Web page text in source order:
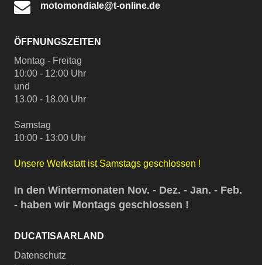
motomondiale@t-online.de
ÖFFNUNGSZEITEN
Montag - Freitag
10:00 - 12:00 Uhr
und
13.00 - 18.00 Uhr
Samstag
10:00 - 13:00 Uhr
Unsere Werkstatt ist Samstags geschlossen !
In den Wintermonaten Nov. - Dez. - Jan. - Feb.
- haben wir Montags geschlossen !
DUCATISAARLAND
Datenschutz